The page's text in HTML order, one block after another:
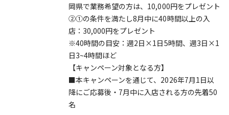
岡県で業務希望の方は、10,000円をプレゼント
②①の条件を満たし8月中に40時間以上の入
店：30,000円をプレゼント
※40時間の目安：週2日×1日5時間、週3日×1
日3~4時間ほど
【キャンペーン対象となる方】
■本キャンペーンを通じて、2026年7月1日以
降にご応募後・7月中に入店される方の先着50
名